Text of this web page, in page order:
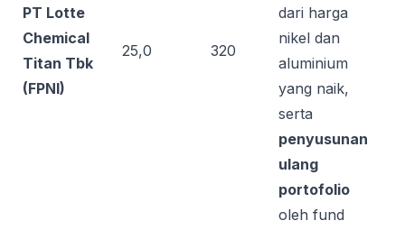
PT Lotte
Chemical
Titan Tbk
(FPNI)
25,0 320
dari harga
nikel dan
aluminium
yang naik,
serta
penyusunan
ulang
portofolio
oleh fund